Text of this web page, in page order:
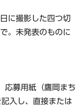
に撮影した四つ切
。未発表のものに
応募用紙（鷹岡まち
入し、直接または